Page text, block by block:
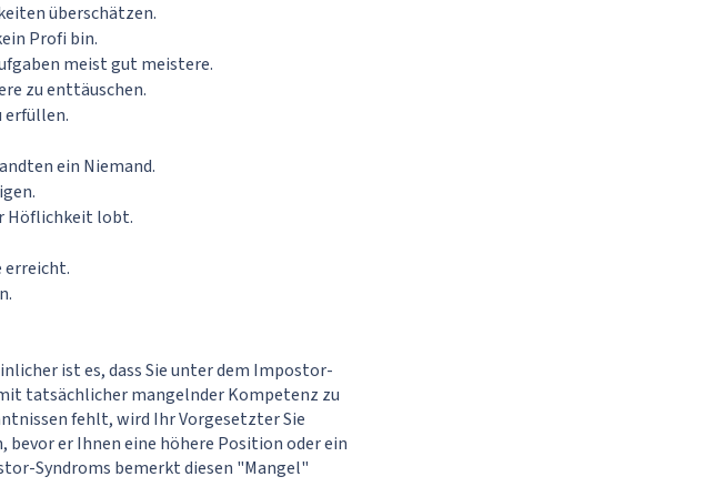
überschätzen.
Profi bin.
meist gut meistere.
zu enttäuschen.
erfüllen.
ein Niemand.
Höflichkeit lobt.
erreicht.
ist es, dass Sie unter dem Impostor-
tatsächlicher mangelnder Kompetenz zu
fehlt, wird Ihr Vorgesetzter Sie
er Ihnen eine höhere Position oder ein
Syndroms bemerkt diesen "Mangel"